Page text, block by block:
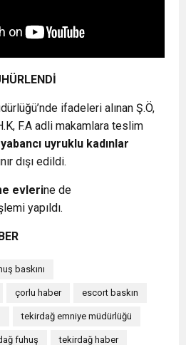
ifadeleri alınan Ş.Ö,
F.A adli makamlara teslim
uyruklu kadınlar
dışı edildi.
evlerine de
yapıldı.
baskını
çorlu haber escort baskın
tekirdağ emniye müdürlüğü
fuhuş tekirdağ haber